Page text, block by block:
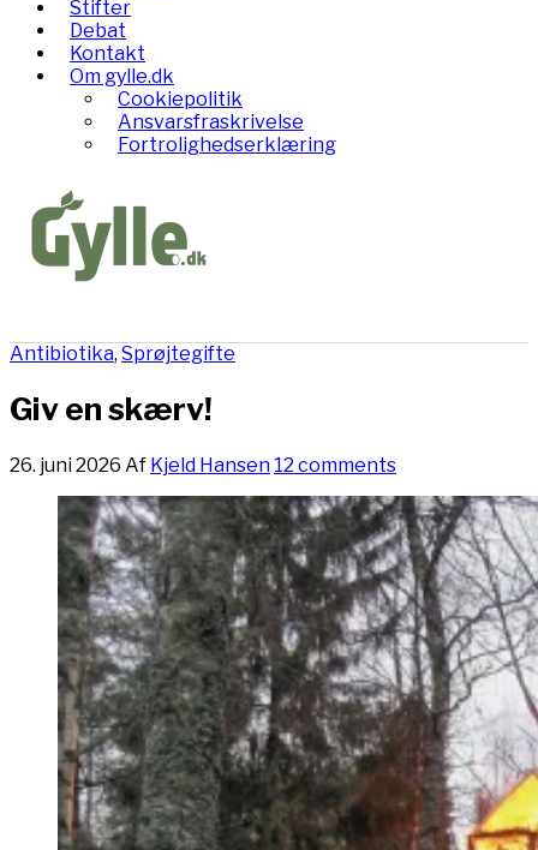
Stifter
Debat
Kontakt
Om gylle.dk
Cookiepolitik
Ansvarsfraskrivelse
Fortrolighedserklæring
Antibiotika, Sprøjtegifte
Giv en skærv!
26. juni 2026 Af Kjeld Hansen 12 comments